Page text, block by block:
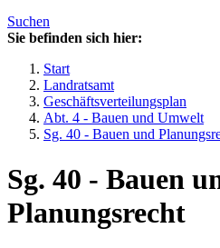
Suchen
Sie befinden sich hier:
Start
Landratsamt
Geschäftsverteilungsplan
Abt. 4 - Bauen und Umwelt
Sg. 40 - Bauen und
Sg. 40 - Bauen
Planungsrecht